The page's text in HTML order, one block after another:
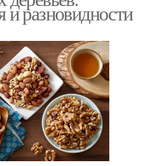
разновидности